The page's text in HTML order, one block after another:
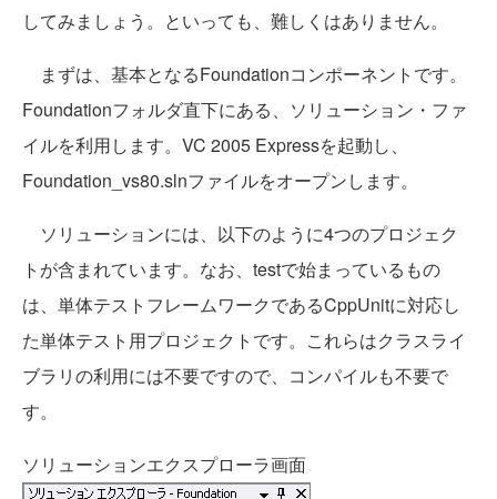
してみましょう。といっても、難しくはありません。
まずは、基本となるFoundationコンポーネントです。
Foundationフォルダ直下にある、ソリューション・ファ
イルを利用します。VC 2005 Expressを起動し、
Foundation_vs80.slnファイルをオープンします。
ソリューションには、以下のように4つのプロジェク
トが含まれています。なお、testで始まっているもの
は、単体テストフレームワークであるCppUnitに対応し
た単体テスト用プロジェクトです。これらはクラスライ
ブラリの利用には不要ですので、コンパイルも不要で
す。
ソリューションエクスプローラ画面